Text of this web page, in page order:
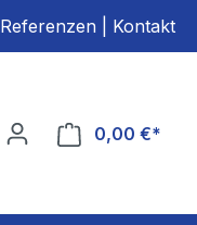
Referenzen Kontakt
0,00 €*